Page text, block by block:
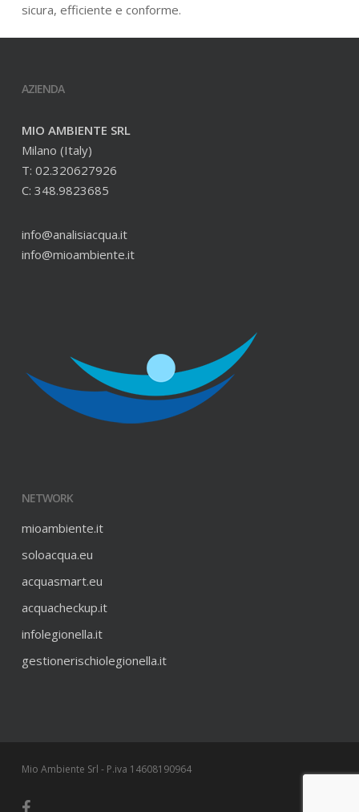
sicura, efficiente e conforme.
AZIENDA
MIO AMBIENTE SRL
Milano (Italy)
T: 02.320627926
C: 348.9823685
info@analisiacqua.it
info@mioambiente.it
NETWORK
mioambiente.it
soloacqua.eu
acquasmart.eu
acquacheckup.it
infolegionella.it
gestionerischiolegionella.it
Mio Ambiente Srl - P.iva 14608190964
facebook